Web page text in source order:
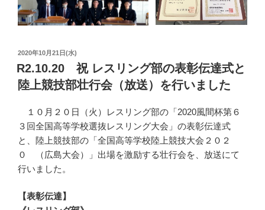
投
稿
日:
2020年10月21日(水)
R2.10.20 祝 レスリング部の表彰伝達式と
陸上競技部壮行会（放送）を行いました
１０月２０日（火）レスリング部の「2020風間杯第６
３回全国高等学校選抜レスリング大会」の表彰伝達式
と、陸上競技部の「全国高等学校陸上競技大会２０２
０ （広島大会）」出場を激励する壮行会を、放送にて
行いました。
【表彰伝達】